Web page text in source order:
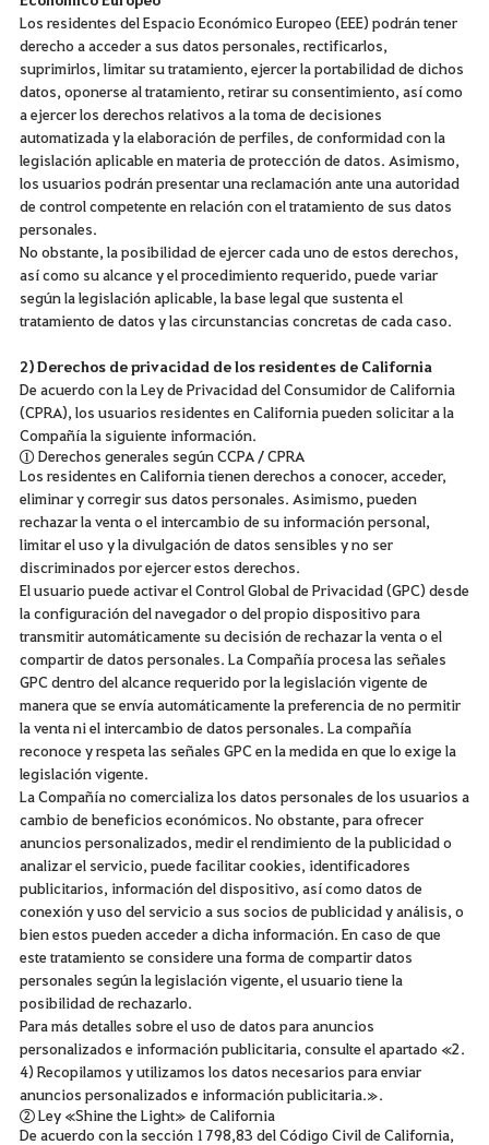
Los residentes del Espacio Económico Europeo (EEE) podrán tener
derecho a acceder a sus datos personales, rectificarlos,
suprimirlos, limitar su tratamiento, ejercer la portabilidad de dichos
datos, oponerse al tratamiento, retirar su consentimiento, así como
a ejercer los derechos relativos a la toma de decisiones
automatizada y la elaboración de perfiles, de conformidad con la
legislación aplicable en materia de protección de datos. Asimismo,
los usuarios podrán presentar una reclamación ante una autoridad
de control competente en relación con el tratamiento de sus datos
personales.
No obstante, la posibilidad de ejercer cada uno de estos derechos,
así como su alcance y el procedimiento requerido, puede variar
según la legislación aplicable, la base legal que sustenta el
tratamiento de datos y las circunstancias concretas de cada caso.
2) Derechos de privacidad de los residentes de California
De acuerdo con la Ley de Privacidad del Consumidor de California
(CPRA), los usuarios residentes en California pueden solicitar a la
Compañía la siguiente información.
① Derechos generales según CCPA / CPRA
Los residentes en California tienen derechos a conocer, acceder,
eliminar y corregir sus datos personales. Asimismo, pueden
rechazar la venta o el intercambio de su información personal,
limitar el uso y la divulgación de datos sensibles y no ser
discriminados por ejercer estos derechos.
El usuario puede activar el Control Global de Privacidad (GPC) desde
la configuración del navegador o del propio dispositivo para
transmitir automáticamente su decisión de rechazar la venta o el
compartir de datos personales. La Compañía procesa las señales
GPC dentro del alcance requerido por la legislación vigente de
manera que se envía automáticamente la preferencia de no permitir
la venta ni el intercambio de datos personales. La compañía
reconoce y respeta las señales GPC en la medida en que lo exige la
legislación vigente.
La Compañía no comercializa los datos personales de los usuarios a
cambio de beneficios económicos. No obstante, para ofrecer
anuncios personalizados, medir el rendimiento de la publicidad o
analizar el servicio, puede facilitar cookies, identificadores
publicitarios, información del dispositivo, así como datos de
conexión y uso del servicio a sus socios de publicidad y análisis, o
bien estos pueden acceder a dicha información. En caso de que
este tratamiento se considere una forma de compartir datos
personales según la legislación vigente, el usuario tiene la
posibilidad de rechazarlo.
Para más detalles sobre el uso de datos para anuncios
personalizados e información publicitaria, consulte el apartado «2.
4) Recopilamos y utilizamos los datos necesarios para enviar
anuncios personalizados e información publicitaria.».
② Ley «Shine the Light» de California
De acuerdo con la sección 1798,83 del Código Civil de California,